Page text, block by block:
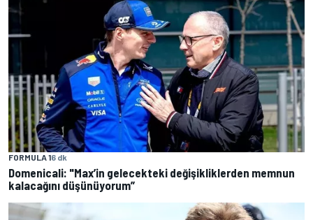
FORMULA 16 dk
Domenicali: "Max’in gelecekteki değişikliklerden memnun
kalacağını düşünüyorum”